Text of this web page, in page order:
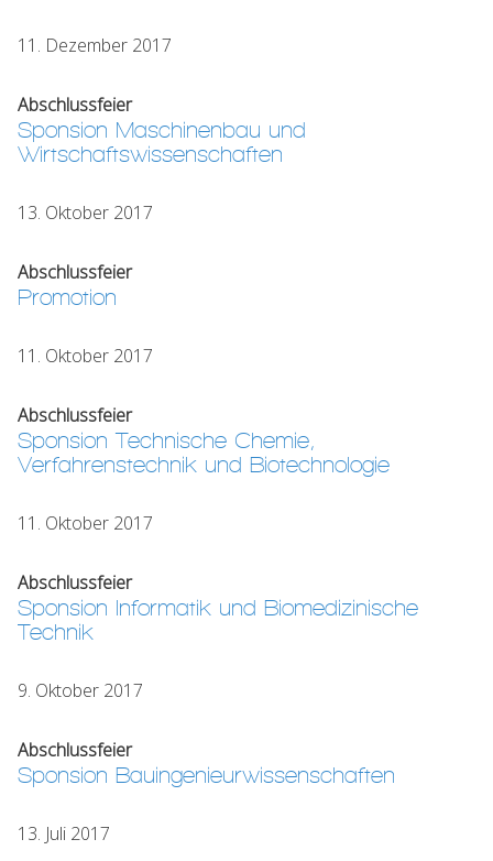
11. Dezember 2017
Abschlussfeier
Sponsion Maschinenbau und
Wirtschaftswissenschaften
13. Oktober 2017
Abschlussfeier
Promotion
11. Oktober 2017
Abschlussfeier
Sponsion Technische Chemie,
Verfahrenstechnik und Biotechnologie
11. Oktober 2017
Abschlussfeier
Sponsion Informatik und Biomedizinische
Technik
9. Oktober 2017
Abschlussfeier
Sponsion Bauingenieurwissenschaften
13. Juli 2017